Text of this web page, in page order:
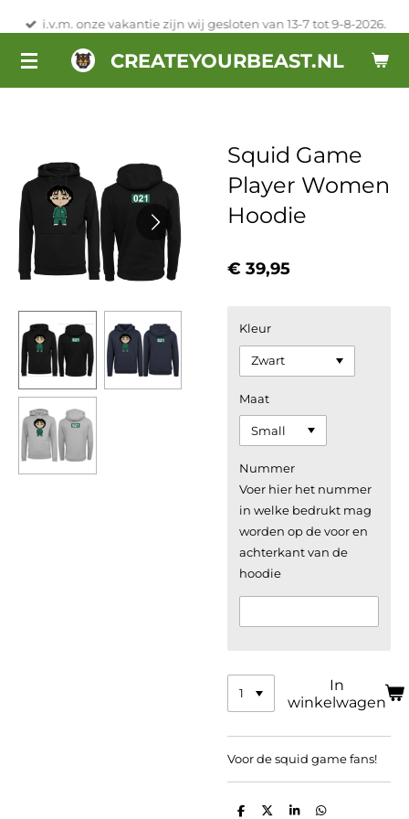
naar
CREATEYOURBEAST.NL
i.v.m. onze vakantie zijn wij gesloten van 13-7 tot 9-8-2026.
Squid Game
Player Women
Hoodie
€ 39,95
Kleur
Maat
Nummer
Voer hier het nummer
in welke bedrukt mag
worden op de voor en
achterkant van de
hoodie
In
winkelwagen
Voor de squid game fans!
D D S D